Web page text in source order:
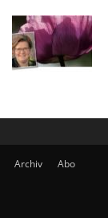
Archiv
Abo